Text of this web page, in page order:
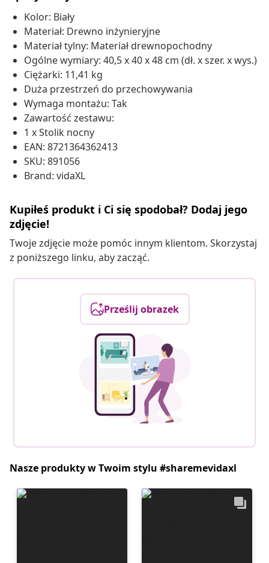
Kolor: Biały
Materiał: Drewno inżynieryjne
Materiał tylny: Materiał drewnopochodny
Ogólne wymiary: 40,5 x 40 x 48 cm (dł. x szer. x wys.)
Ciężarki: 11,41 kg
Duża przestrzeń do przechowywania
Wymaga montażu: Tak
Zawartość zestawu:
1 x Stolik nocny
EAN: 8721364362413
SKU: 891056
Brand: vidaXL
Kupiłeś produkt i Ci się spodobał? Dodaj jego
zdjęcie!
Twoje zdjęcie może pomóc innym klientom. Skorzystaj
z poniższego linku, aby zacząć.
Prześlij obrazek
Nasze produkty w Twoim stylu #sharemevidaxl